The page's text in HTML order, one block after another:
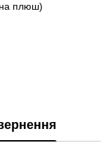
на плюш)